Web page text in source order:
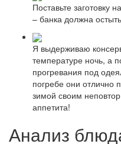
Поставьте заготовку
– банка должна
Я выдерживаю
температуре ночь, а
прогревания под
погребе они отлично
зимой своим
аппетита!
Анализ